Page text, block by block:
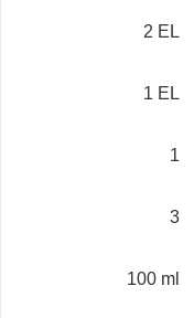
2 EL
1 EL
1
3
100 ml